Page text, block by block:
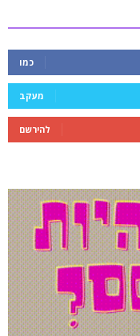
כמו
מעקב
להירשם